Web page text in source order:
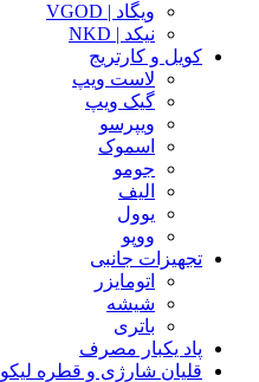
ویگاد | VGOD
نیکد | NKD
کویل و کارتریج
لاست ویپ
گیک ویپ
ویپرسو
اسموک
جومو
الیف
یوول
ووپو
تجهیزات جانبی
اتومایزر
شیشه
باتری
پاد یکبار مصرف
قلیان شارژی و قطره لیکوا